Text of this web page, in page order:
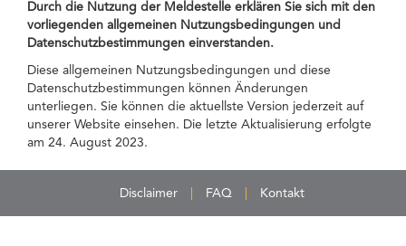
Durch die Nutzung der Meldestelle erklären Sie sich mit den
vorliegenden allgemeinen Nutzungsbedingungen und
Datenschutzbestimmungen einverstanden.
Diese allgemeinen Nutzungsbedingungen und diese
Datenschutzbestimmungen können Änderungen
unterliegen. Sie können die aktuellste Version jederzeit auf
unserer Website einsehen. Die letzte Aktualisierung erfolgte
am 24. August 2023.
Disclaimer FAQ Kontakt